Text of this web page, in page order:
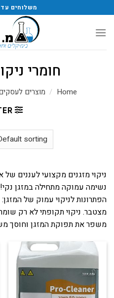
משלוחים
חומרי
Home
/ מוצרים
ניקוי מזגנים מקצועי לעננים של
נשימה עמוקה מתחילה במזגן
הפתרונות לניקוי עמוק של
מצטבר. ניקוי תקופתי לא רק
משפר את תפוקת המזגן וחוסך